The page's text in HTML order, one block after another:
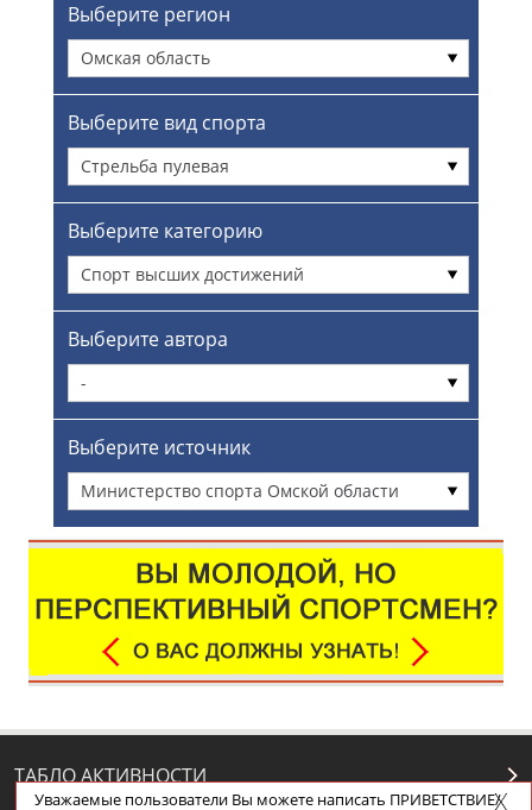
Выберите регион
Омская область
Выберите вид спорта
Стрельба пулевая
Выберите категорию
Спорт высших достижений
Выберите автора
-
Выберите источник
Министерство спорта Омской области
ТАБЛО АКТИВНОСТИ
Уважаемые пользователи Вы можете написать ПРИВЕТСТВИЕ/